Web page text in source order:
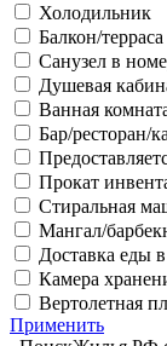
Холодильник
Балкон/терраса
Санузел в
Душевая
Ванная
Бар/ресторан/
Прокат
Стиральная
Мангал/
Доставка еды
Камера
Вертолетная
Применить